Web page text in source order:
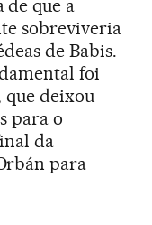
de que a
sobreviveria
de Babis.
foi
deixou
para o
da
para